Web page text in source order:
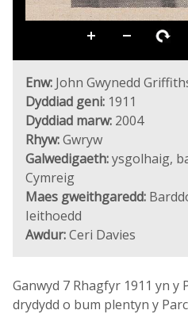
Enw: John Gwynedd
Dyddiad geni: 1911
Dyddiad marw: 2004
Rhyw:Gwryw
Galwedigaeth:ysgolhaig,
Cymreig
Maes gweithgaredd:
Ieithoedd
Awdur:Ceri Davies
Ganwyd 7 Rhagfyr 1911 yn y
drydydd o bum plentyn y